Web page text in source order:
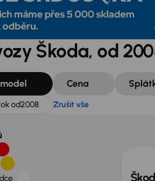
Škoda, od
Cena
od2008 Zrušit vše